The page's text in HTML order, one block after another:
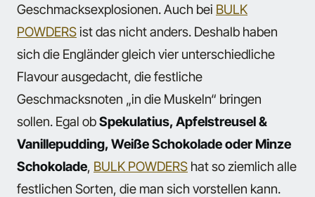
Geschmacksexplosionen. Auch bei BULK
POWDERSist das nicht anders. Deshalb haben
sich die Engländer gleich vier unterschiedliche
Flavour ausgedacht, die festliche
Geschmacksnoten „in die Muskeln“ bringen
sollen. Egal obSpekulatius, Apfelstreusel &
Vanillepudding, Weiße Schokolade oder Minze
Schokolade, BULK POWDERS hat so ziemlich alle
festlichen Sorten, die man sich vorstellen kann.